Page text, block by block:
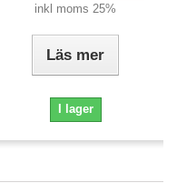
inkl moms 25%
Läs mer
I lager